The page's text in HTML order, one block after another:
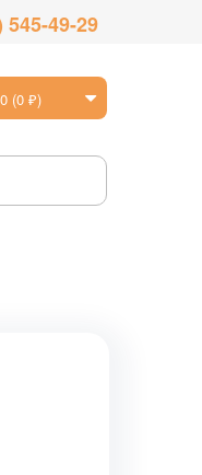
545-49-29
(0 ₽)